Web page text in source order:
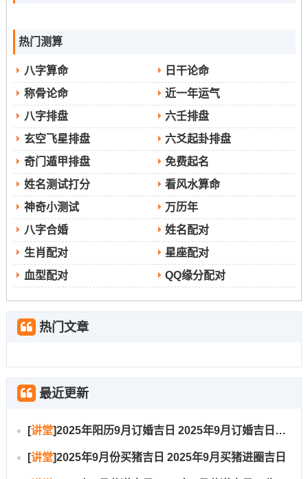
热门测算
八字算命
日干论命
称骨论命
近一年运气
八字排盘
六壬排盘
玄空飞星排盘
六爻起卦排盘
奇门遁甲排盘
免费起名
姓名测试打分
看风水算命
神奇小测试
万历年
八字合婚
姓名配对
生肖配对
星座配对
血型配对
QQ缘分配对
热门文章
最近更新
[讲堂]2025年阳历9月订婚吉日 2025年9月订婚吉日有哪几天
[讲堂]2025年9月份买猪吉日 2025年9月买猪进圈吉日